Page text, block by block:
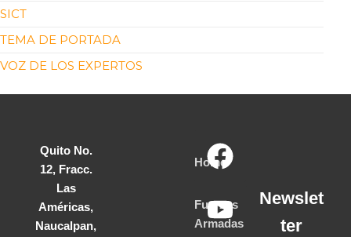
SICT
TEMA DE PORTADA
VOZ DE LOS EXPERTOS
Quito No.
12, Fracc.
Las
Américas,
Naucalpan,
Home
Fuerzas
Armadas
Newslet
ter